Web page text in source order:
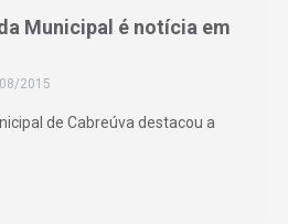
Municipal é notícia em
2015
de Cabreúva destacou a